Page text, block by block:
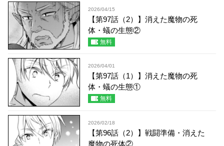
2026/04/15
【第97話（2）】消えた魔物の死
体・蟻の生態②
無料
2026/04/01
【第97話（1）】消えた魔物の死
体・蟻の生態①
無料
2026/02/18
【第96話（2）】戦闘準備・消えた
魔物の死体②